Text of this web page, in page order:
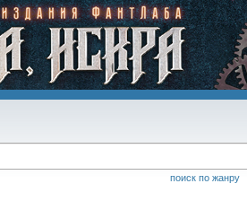
поиск по жанру